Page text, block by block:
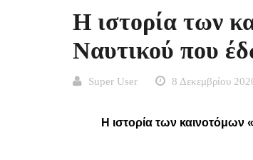
Η ιστορία των
Ναυτικού που
Super User 8 Δεκεμβρίου
Η ιστορία των